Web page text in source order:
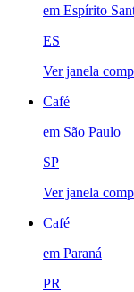
em Espírito
ES
Ver janela
Café
em São Paulo
SP
Ver janela
Café
em Paraná
PR